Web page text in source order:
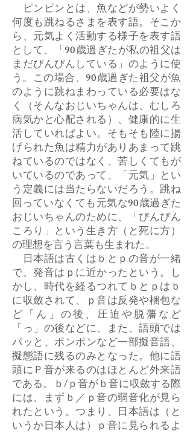
ピンピンとは、魚などが勢いよく
何度も跳ねるさまを表す語。そこか
ら、元気よく活動する様子を表す語
として、「90歳過ぎたが私の祖父は
まだぴんぴんしている」のように使
う。この場合、90歳過ぎた祖父が魚
のように跳ねまわっている必要はな
く（そんなおじいちゃんは、むしろ
病気かと心配される）、健康的に生
活していればよい。そもそも陸に揚
げられた魚は精力がありあまって跳
ねているのではなく、苦しくてもが
いているのであって、「元気」とい
う定義には当たらないだろう。跳ね
回っていなくても元気な90歳過ぎた
おじいちゃんのために、「ぴんぴん
ころり」という生き方（と死に方）
の理想を言う言葉も生まれた。
日本語は古くはｂとｐの音が一緒
で、発音はｐに近かったという。し
かし、時代を経るつれてｂとｐはｂ
に収斂されて、ｐ音は反発や梱包な
ど「ん」の後、圧迫や脱藩など
「っ」の後などに、また、語頭では
パッと、ポンポンなど一部擬音語、
擬態語に残るのみとなった。他に語
頭にＰ音が来るのはほとんど外来語
である。ｂ/ｐ音がｂ音に収斂する際
には、まずｂ／ｐ音の弱音化が見ら
れたという。つまり、日本語は（と
いうか日本人は）ｐ音に見られるよ